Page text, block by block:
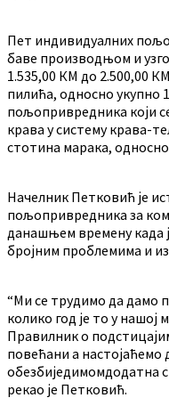
Пет индивидуалних
баве производњом и
1.535,00 КМ до 2.500,00
пилића, односно укупно
пољопривредника који
крава у систему крава-
стотина марака,
Начелник Петковић је
пољопривредника за
данашњем времену када
бројним проблемима и
“Ми се трудимо да
колико год је то у нашој
Правилник о
повећани а настојаћемо
обезбиједимомдодатна
рекао је Петковић.